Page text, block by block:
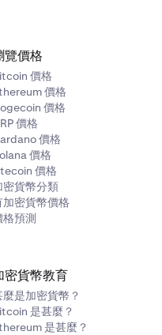
覽價格
價格
價格
價格
價格
價格
價格
價格
密貨幣分類
加密貨幣價格
格預測
密貨幣教育
麼是加密貨幣？
是甚麼？
是甚麼？